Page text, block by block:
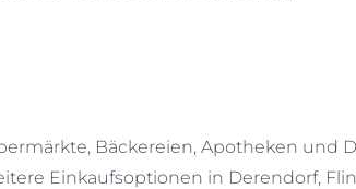
Bäckereien, Apotheken und
Einkaufsoptionen in Derendorf,